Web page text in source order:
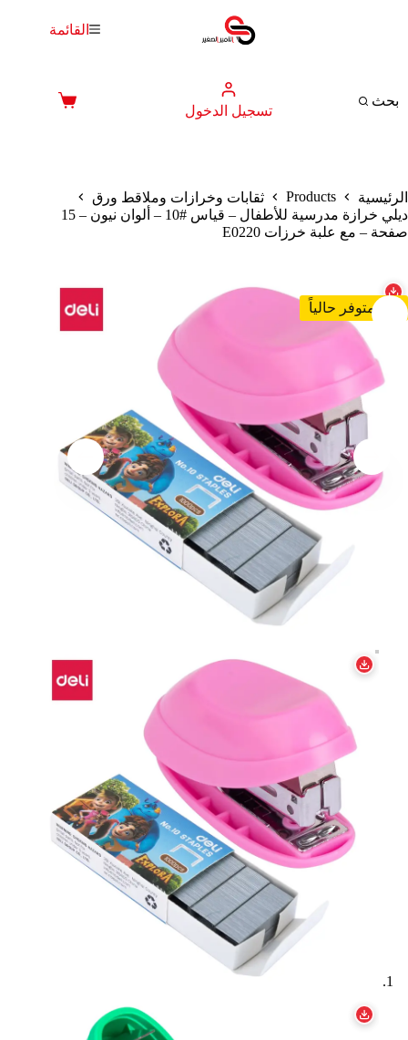
القائمة
بحث
تسجيل الدخول
عربة
الرئيسية Products
ثقابات وخرازات وملاقط ورق
ديلي خرازة مدرسية للأطفال – قياس #10 – ألوان نيون – 15
صفحة – مع علبة خرزات E0220
غير متوفر حالياً